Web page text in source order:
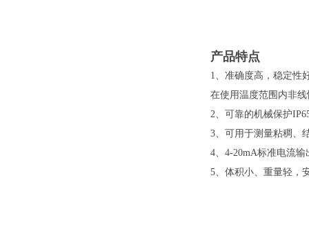
产品特点
1、准确度高，稳定性
在使用温度范围内非
2、可靠的机械保护
3、可用于测量粘稠、
4、4-20mA标准电流
5、体积小、重量轻，